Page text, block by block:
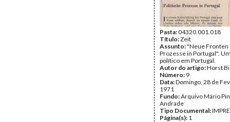
Pasta:04320.001.018
Título:Zeit
Assunto:"Neue Fronten
Prozesse in Portugal".
político em Portugal.
Autor do artigo:Horst
Número: 9
Data:Domingo, 28 de
1971
Fundo:Arquivo Mário
Andrade
Tipo Documental:
Página(s): 1